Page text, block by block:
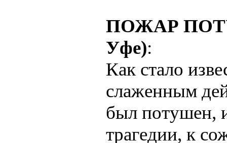
ПОЖАР
Уфе):
Как стало
слаженным
был потушен,
трагедии, к